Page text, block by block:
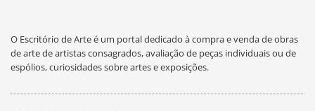
O Escritório de Arte é um portal dedicado à compra e venda de obras
de arte de artistas consagrados, avaliação de peças individuais ou de
espólios, curiosidades sobre artes e exposições.